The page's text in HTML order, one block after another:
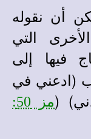
أن نقوله
التي
فيها إلى
(ادعني في
(
مز 50: